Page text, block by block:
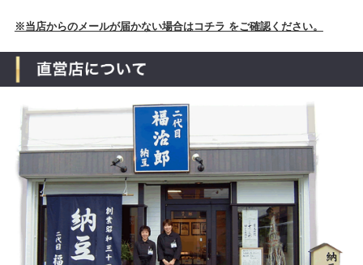
※当店からのメールが届かない場合はコチラ をご確認ください。